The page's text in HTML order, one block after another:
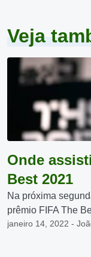
Veja
Onde
Best 2021
Na próxima
prêmio FIFA The
janeiro 14, 2022 -